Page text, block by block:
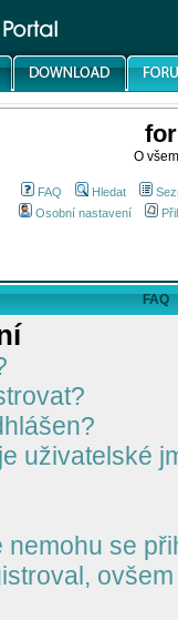
O
FAQ Hledat
Osobní nastavení
FAQ
uživatelské
se